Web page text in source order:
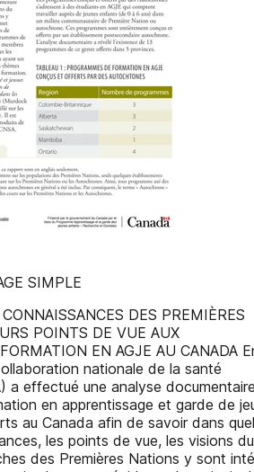
SIMPLE
DES PREMIÈRES
POINTS DE VUE AUX
EN AGJE AU CANADA
nationale de la santé
a effectué une analyse
en apprentissage et garde de
au Canada afin de savoir dans
les points de vue, les visions du
des Premières Nations y sont